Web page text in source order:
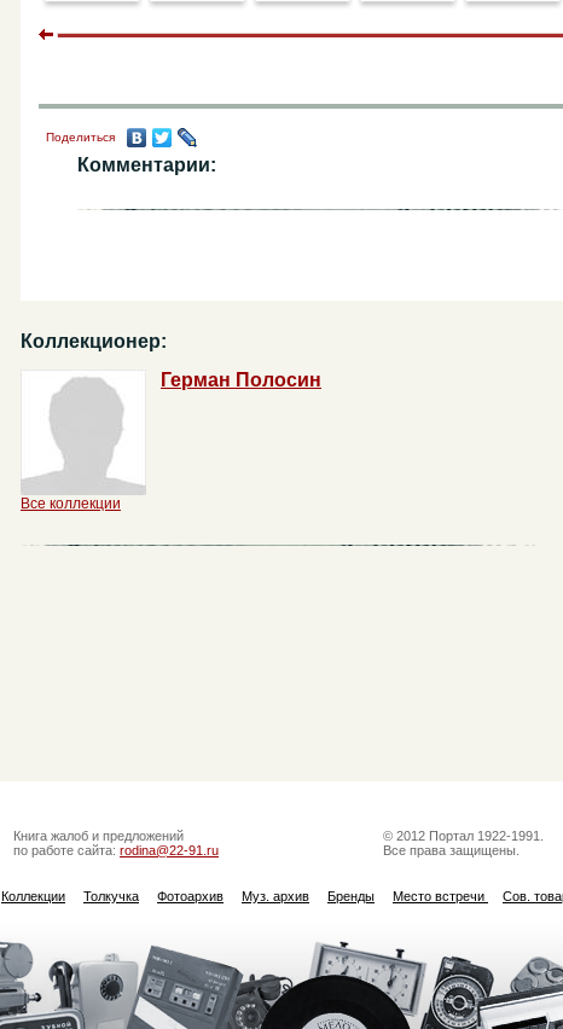
Поделиться
Комментарии:
Коллекционер:
Герман Полосин
Все коллекции
Книга жалоб и предложений
по работе сайта: rodina@22-91.ru
© 2012 Портал 1922-1991.
Все права защищены.
Коллекции Толкучка Фотоархив Муз. архив Бренды Место встречи Сов.